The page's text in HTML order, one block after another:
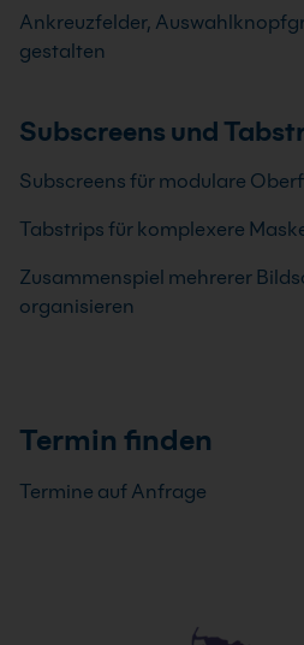
Ankreuzfelder,
gestalten
Subscreens und
Subscreens für modulare
Tabstrips für komplexere
Zusammenspiel mehrerer
organisieren
Termin finden
Termine auf Anfrage